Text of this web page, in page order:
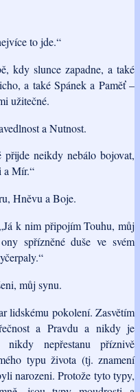
to jde.“
kdy slunce zapadne, a také
a také Spánek a Paměť –
užitečné.
a Nutnost.
neikdy nebálo bojovat,
a Mír.“
Hněvu a Boje.
k nim připojím Touhu, můj
spřízněné duše ve svém
můj synu.
lidskému pokolení. Zasvětím
a Pravdu a nikdy je
nepřestanu příznivě
typu života (tj. znamení
narozeni. Protože tyto typy,